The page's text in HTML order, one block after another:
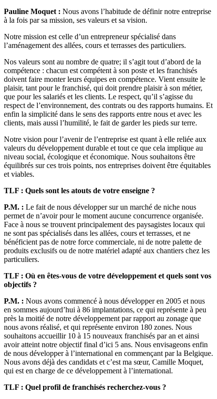
Pauline Moquet : Nous avons l’habitude de définir notre entreprise
à la fois par sa mission, ses valeurs et sa vision.
Notre mission est celle d’un entrepreneur spécialisé dans
l’aménagement des allées, cours et terrasses des particuliers.
Nos valeurs sont au nombre de quatre; il s’agit tout d’abord de la
compétence : chacun est compétent à son poste et les franchisés
doivent faire monter leurs équipes en compétence. Vient ensuite le
plaisir, tant pour le franchisé, qui doit prendre plaisir à son métier,
que pour les salariés et les clients. Le respect, qu’il s’agisse du
respect de l’environnement, des contrats ou des rapports humains. Et
enfin la simplicité dans le sens des rapports entre nous et avec les
clients, mais aussi l’humilité, le fait de garder les pieds sur terre.
Notre vision pour l’avenir de l’entreprise est quant à elle reliée aux
valeurs du développement durable et tout ce que cela implique au
niveau social, écologique et économique. Nous souhaitons être
équilibrés sur ces trois points, nos entreprises doivent être équitables
et viables.
TLF : Quels sont les atouts de votre enseigne ?
P.M. : Le fait de nous développer sur un marché de niche nous
permet de n’avoir pour le moment aucune concurrence organisée.
Face à nous se trouvent principalement des paysagistes locaux qui
ne sont pas spécialisés dans les allées, cours et terrasses, et ne
bénéficient pas de notre force commerciale, ni de notre palette de
produits exclusifs ou de notre matériel adapté aux chantiers chez les
particuliers.
TLF : Où en êtes-vous de votre développement et quels sont vos
objectifs ?
P.M. : Nous avons commencé à nous développer en 2005 et nous
en sommes aujourd’hui à 86 implantations, ce qui représente à peu
près la moitié de notre développement par rapport au zonage que
nous avons réalisé, et qui représente environ 180 zones. Nous
souhaitons accueillir 10 à 15 nouveaux franchisés par an et ainsi
avoir atteint notre objectif final d’ici 5 ans. Nous envisageons enfin
de nous développer à l’international en commençant par la Belgique.
Nous avons déjà des candidats et c’est ma sœur, Camille Moquet,
qui est en charge de ce développement à l’international.
TLF : Quel profil de franchisés recherchez-vous ?